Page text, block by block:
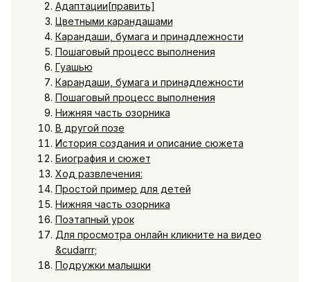
Адаптации[править]
Цветными карандашами
Карандаши, бумага и принадлежности
Пошаговый процесс выполнения
Гуашью
Карандаши, бумага и принадлежности
Пошаговый процесс выполнения
Нижняя часть озорника
В другой позе
История создания и описание сюжета
Биография и сюжет
Ход развлечения:
Простой пример для детей
Нижняя часть озорника
Поэтапный урок
Для просмотра онлайн кликните на видео
&cudarrr;
Подружки малышки